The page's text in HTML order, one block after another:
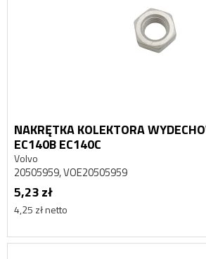
NAKRĘTKA KOLEKTORA
EC140B EC140C
Volvo
20505959, VOE20505959
5,23 zł
4,25 zł netto